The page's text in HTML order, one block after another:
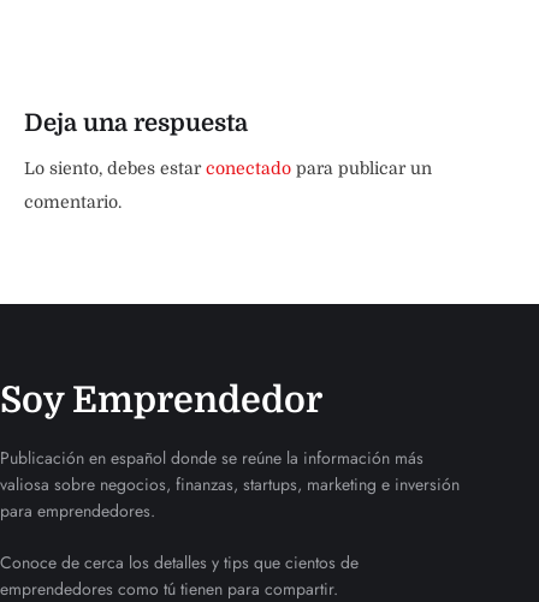
Deja una respuesta
Lo siento, debes estarconectado para publicar un
comentario.
Soy Emprendedor
Publicación en español donde se reúne la información más
valiosa sobre negocios, finanzas, startups, marketing e inversión
para emprendedores.
Conoce de cerca los detalles y tips que cientos de
emprendedores como tú tienen para compartir.